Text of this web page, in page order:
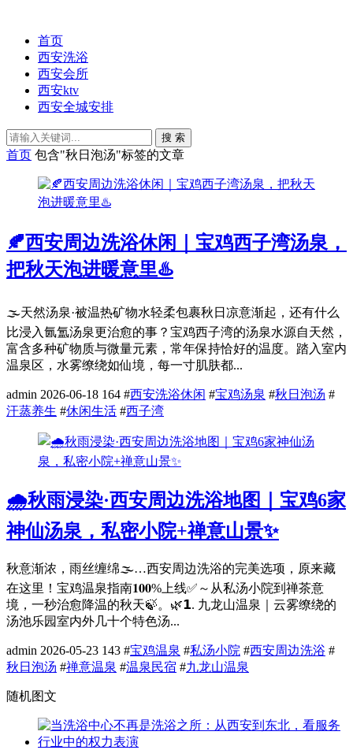
首页
西安洗浴
西安会所
西安ktv
西安全城安排
搜 索
首页 包含"秋日泡汤"标签的文章
🍂西安周边洗浴休闲｜宝鸡西子湾汤泉，
把秋天泡进暖意里♨️
🌫️天然汤泉·被温热矿物水轻柔包裹秋日凉意渐起，还有什么
比浸入氤氲汤泉更治愈的事？宝鸡西子湾的汤泉水源自天然，
富含多种矿物质与微量元素，常年保持恰好的温度。踏入室内
温泉区，水雾缭绕如仙境，每一寸肌肤都...
admin 2026-06-18 164 #西安洗浴休闲 #宝鸡汤泉 #秋日泡汤 #
汗蒸养生 #休闲生活 #西子湾
🌧️秋雨浸染·西安周边洗浴地图｜宝鸡6家
神仙汤泉，私密小院+禅意山景✨
秋意渐浓，雨丝缠绵🌫️…西安周边洗浴的完美选项，原来藏
在这里！宝鸡温泉指南𝟏𝟎𝟎%上线✅～从私汤小院到禅茶意
境，一秒治愈降温的秋天🍃。🌿𝟭. 九龙山温泉｜云雾缭绕的
汤池乐园室内外几十个特色汤...
admin 2026-05-23 143 #宝鸡温泉 #私汤小院 #西安周边洗浴 #
秋日泡汤 #禅意温泉 #温泉民宿 #九龙山温泉
随机图文